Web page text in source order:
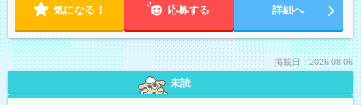
気になる！ 応募する 詳細へ
掲載日：2026.08.06
未読